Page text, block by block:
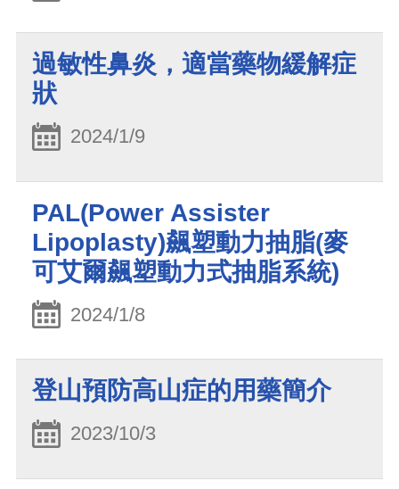
過敏性鼻炎，適當藥物緩解症
狀
2024/1/9
PAL(Power Assister
Lipoplasty)飆塑動力抽脂(麥
可艾爾飆塑動力式抽脂系統)
2024/1/8
登山預防高山症的用藥簡介
2023/10/3